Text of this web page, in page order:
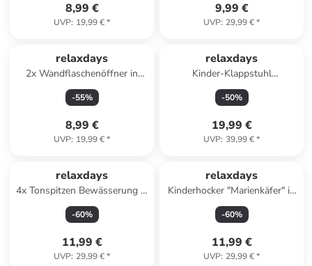
8,99 €
UVP: 19,99 €*
9,99 €
UVP: 29,99 €*
relaxdays
2x Wandflaschenöffner in
Silber
-55%
8,99 €
UVP: 19,99 €*
relaxdays
Kinder-Klappstuhl
"Marienkäfer" in Bunt - (B)36 x
(H)51,5 x (T)37,5 cm
-50%
19,99 €
UVP: 39,99 €*
relaxdays
4x Tonspitzen Bewässerung in
Terracotta
-60%
11,99 €
UVP: 29,99 €*
relaxdays
Kinderhocker "Marienkäfer" in
Bunt - (B)25 x (H)26 x (T)32
cm
-60%
11,99 €
UVP: 29,99 €*